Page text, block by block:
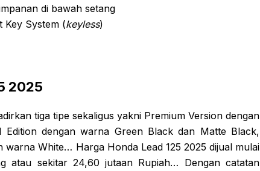
di bawah setang
Key System (keyless)
2025
tiga tipe sekaligus yakni Premium Version dengan
dengan warna Green Black dan Matte Black,
warna White… Harga Honda Lead 125 2025 dijual mulai
atau sekitar 24,60 jutaan Rupiah… Dengan catatan